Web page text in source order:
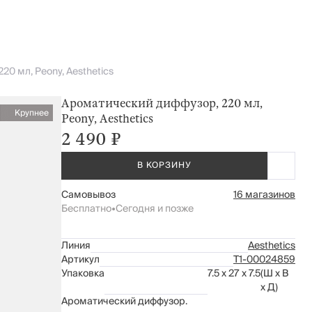
мл, Peony, Aesthetics
Крупнее
Ароматический диффузор, 220 мл,
Peony, Aesthetics
2 490 ₽
В КОРЗИНУ
Самовывоз
16 магазинов
Бесплатно•Сегодня и позже
Линия
Aesthetics
Артикул
Т1-00024859
Упаковка
7.5 x 27 x 7.5(Ш x В
x Д)
Ароматический диффузор.